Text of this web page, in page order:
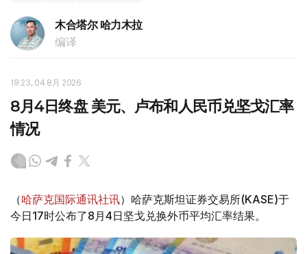
木合塔尔 哈力木拉
编译
19:23, 04 8月 2026
8月4日终盘 美元、卢布和人民币兑坚戈汇率
情况
（哈萨克国际通讯社讯）哈萨克斯坦证券交易所(KASE)于
今日17时公布了8月4日坚戈兑换外币平均汇率结果。